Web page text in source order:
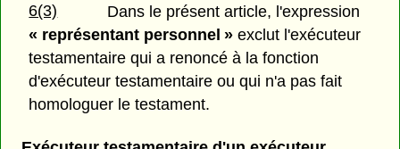
6(3)
Dans le présent article, l'expression
« représentant personnel » exclut l'exécuteur
testamentaire qui a renoncé à la fonction
d'exécuteur testamentaire ou qui n'a pas fait
homologuer le testament.